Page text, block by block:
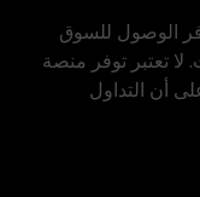
الوصول للسوق
تعتبر توفر منصة
أن التداول